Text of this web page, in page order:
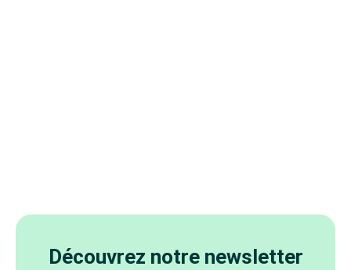
Découvrez notre newsletter